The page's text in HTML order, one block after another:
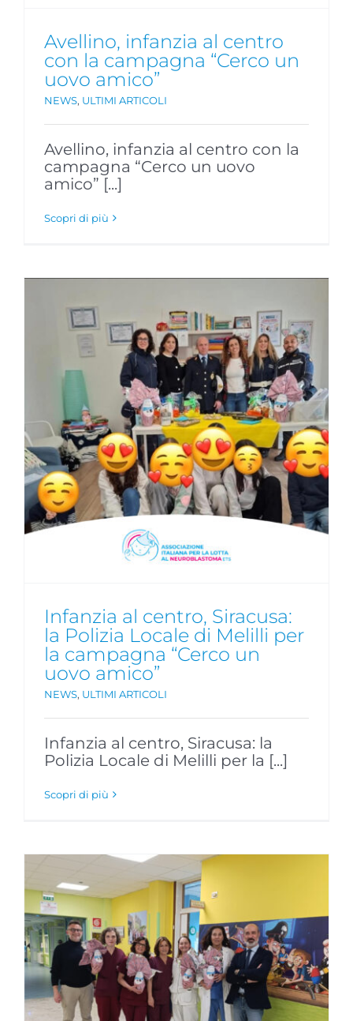
Avellino, infanzia al centro
con la campagna “Cerco un
uovo amico”
NEWS, ULTIMI ARTICOLI
Avellino, infanzia al centro con la
campagna “Cerco un uovo
amico” [...]
Scopri di più
Infanzia al centro, Siracusa:
la Polizia Locale di Melilli per
la campagna “Cerco un
uovo amico”
NEWS, ULTIMI ARTICOLI
Infanzia al centro, Siracusa: la
Polizia Locale di Melilli per la [...]
Scopri di più